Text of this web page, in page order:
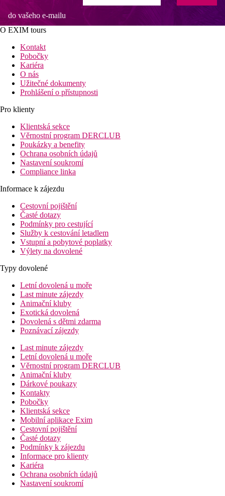
do vašeho e-mailu
O EXIM tours
Kontakt
Pobočky
Kariéra
O nás
Užitečné dokumenty
Prohlášení o přístupnosti
Pro klienty
Klientská sekce
Věrnostní program DERCLUB
Poukázky a benefity
Ochrana osobních údajů
Nastavení soukromí
Compliance linka
Informace k zájezdu
Cestovní pojištění
Časté dotazy
Podmínky pro cestující
Služby k cestování letadlem
Vstupní a pobytové poplatky
Výlety na dovolené
Typy dovolené
Letní dovolená u moře
Last minute zájezdy
Animační kluby
Exotická dovolená
Dovolená s dětmi zdarma
Poznávací zájezdy
Last minute zájezdy
Letní dovolená u moře
Věrnostní program DERCLUB
Animační kluby
Dárkové poukazy
Kontakty
Pobočky
Klientská sekce
Mobilní aplikace Exim
Cestovní pojištění
Časté dotazy
Podmínky k zájezdu
Informace pro klienty
Kariéra
Ochrana osobních údajů
Nastavení soukromí